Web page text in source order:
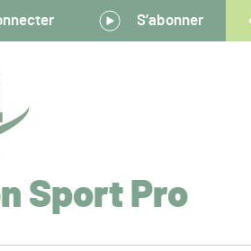
S’abonner
Sport Pro